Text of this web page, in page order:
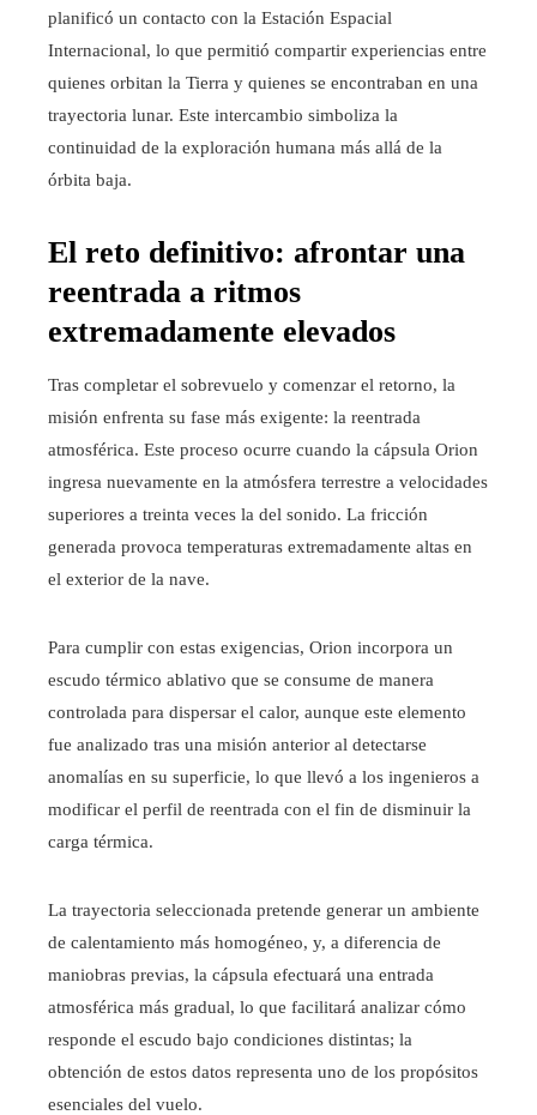
planificó un contacto con la Estación Espacial
Internacional, lo que permitió compartir experiencias entre
quienes orbitan la Tierra y quienes se encontraban en una
trayectoria lunar. Este intercambio simboliza la
continuidad de la exploración humana más allá de la
órbita baja.
El reto definitivo: afrontar una
reentrada a ritmos
extremadamente elevados
Tras completar el sobrevuelo y comenzar el retorno, la
misión enfrenta su fase más exigente: la reentrada
atmosférica. Este proceso ocurre cuando la cápsula Orion
ingresa nuevamente en la atmósfera terrestre a velocidades
superiores a treinta veces la del sonido. La fricción
generada provoca temperaturas extremadamente altas en
el exterior de la nave.
Para cumplir con estas exigencias, Orion incorpora un
escudo térmico ablativo que se consume de manera
controlada para dispersar el calor, aunque este elemento
fue analizado tras una misión anterior al detectarse
anomalías en su superficie, lo que llevó a los ingenieros a
modificar el perfil de reentrada con el fin de disminuir la
carga térmica.
La trayectoria seleccionada pretende generar un ambiente
de calentamiento más homogéneo, y, a diferencia de
maniobras previas, la cápsula efectuará una entrada
atmosférica más gradual, lo que facilitará analizar cómo
responde el escudo bajo condiciones distintas; la
obtención de estos datos representa uno de los propósitos
esenciales del vuelo.